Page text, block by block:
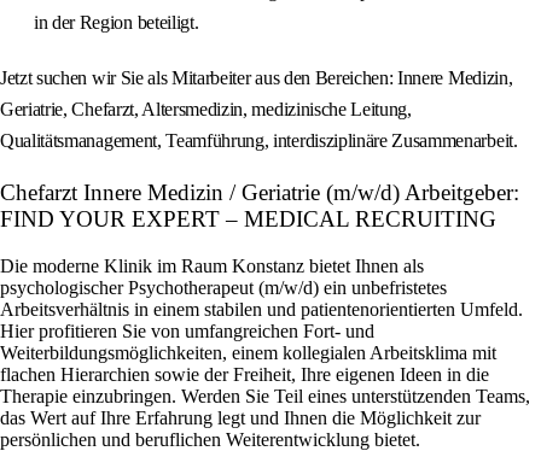
in der Region beteiligt.
Jetzt suchen wir Sie als Mitarbeiter aus den Bereichen: Innere Medizin,
Geriatrie, Chefarzt, Altersmedizin, medizinische Leitung,
Qualitätsmanagement, Teamführung, interdisziplinäre Zusammenarbeit.
Chefarzt Innere Medizin / Geriatrie (m/w/d) Arbeitgeber:
FIND YOUR EXPERT – MEDICAL RECRUITING
Die moderne Klinik im Raum Konstanz bietet Ihnen als
psychologischer Psychotherapeut (m/w/d) ein unbefristetes
Arbeitsverhältnis in einem stabilen und patientenorientierten Umfeld.
Hier profitieren Sie von umfangreichen Fort- und
Weiterbildungsmöglichkeiten, einem kollegialen Arbeitsklima mit
flachen Hierarchien sowie der Freiheit, Ihre eigenen Ideen in die
Therapie einzubringen. Werden Sie Teil eines unterstützenden Teams,
das Wert auf Ihre Erfahrung legt und Ihnen die Möglichkeit zur
persönlichen und beruflichen Weiterentwicklung bietet.